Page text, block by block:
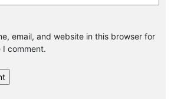
email, and website in this browser for
comment.